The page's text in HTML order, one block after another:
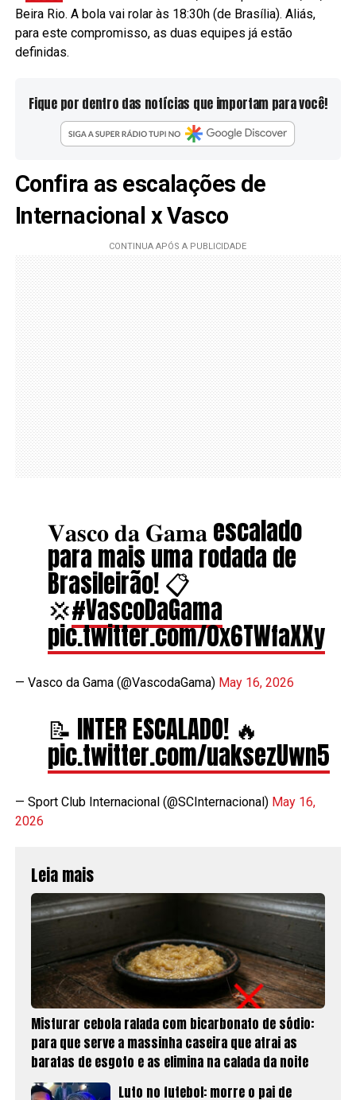
Beira Rio. A bola vai rolar às 18:30h (de Brasília). Aliás,
para este compromisso, as duas equipes já estão
definidas.
Fique por dentro das notícias que importam para você!
Confira as escalações de
Internacional x Vasco
𝐕𝐚𝐬𝐜𝐨 𝐝𝐚 𝐆𝐚𝐦𝐚 escalado
para mais uma rodada de
Brasileirão! 📋
💢#VascoDaGama
pic.twitter.com/0x6TWfaXXy
— Vasco da Gama (@VascodaGama) May 16, 2026
📝 INTER ESCALADO! 🔥
pic.twitter.com/uaksezUwn5
— Sport Club Internacional (@SCInternacional) May 16,
2026
Leia mais
Misturar cebola ralada com bicarbonato de sódio:
para que serve a massinha caseira que atrai as
baratas de esgoto e as elimina na calada da noite
Luto no futebol: morre o pai de